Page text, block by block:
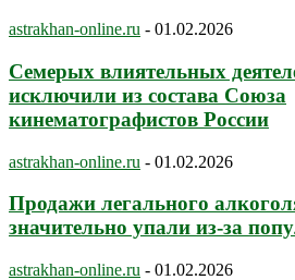
astrakhan-online.ru - 01.02.2026
Семерых влиятельных
исключили из состава Союза
кинематографистов России
astrakhan-online.ru - 01.02.2026
Продажи легального
значительно упали из-за
astrakhan-online.ru - 01.02.2026